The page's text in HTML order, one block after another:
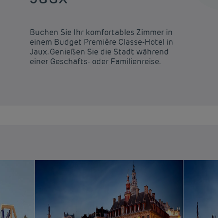
Buchen Sie Ihr komfortables Zimmer in
einem Budget Première Classe-Hotel in
Jaux. Genießen Sie die Stadt während
einer Geschäfts- oder Familienreise.